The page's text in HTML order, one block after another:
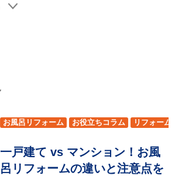
一戸建て vs マンション！お風
呂リフォームの違いと注意点を
お風呂リフォーム お役立ちコラム
リフォーム
嵐山町
滑川町 鳩山町 越生町